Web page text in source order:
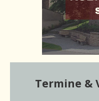
Termine &